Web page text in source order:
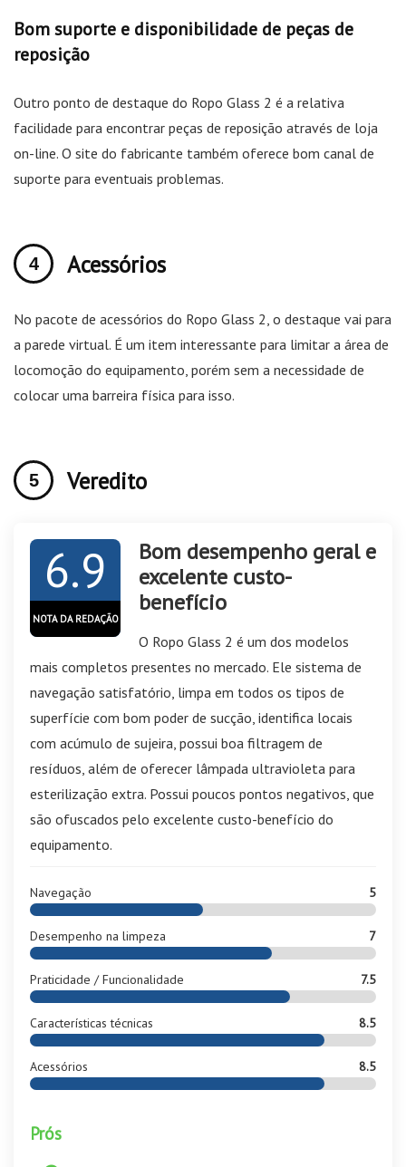
Bom suporte e disponibilidade de peças de
reposição
Outro ponto de destaque do Ropo Glass 2 é a relativa
facilidade para encontrar peças de reposição através de loja
on-line. O site do fabricante também oferece bom canal de
suporte para eventuais problemas.
Acessórios
No pacote de acessórios do Ropo Glass 2, o destaque vai para
a parede virtual. É um item interessante para limitar a área de
locomoção do equipamento, porém sem a necessidade de
colocar uma barreira física para isso.
Veredito
6.9
NOTA DA REDAÇÃO
Bom desempenho geral e
excelente custo-
benefício
O Ropo Glass 2 é um dos modelos
mais completos presentes no mercado. Ele sistema de
navegação satisfatório, limpa em todos os tipos de
superfície com bom poder de sucção, identifica locais
com acúmulo de sujeira, possui boa filtragem de
resíduos, além de oferecer lâmpada ultravioleta para
esterilização extra. Possui poucos pontos negativos, que
são ofuscados pelo excelente custo-benefício do
equipamento.
Navegação 5
Desempenho na limpeza 7
Praticidade / Funcionalidade 7.5
Características técnicas 8.5
Acessórios 8.5
Prós